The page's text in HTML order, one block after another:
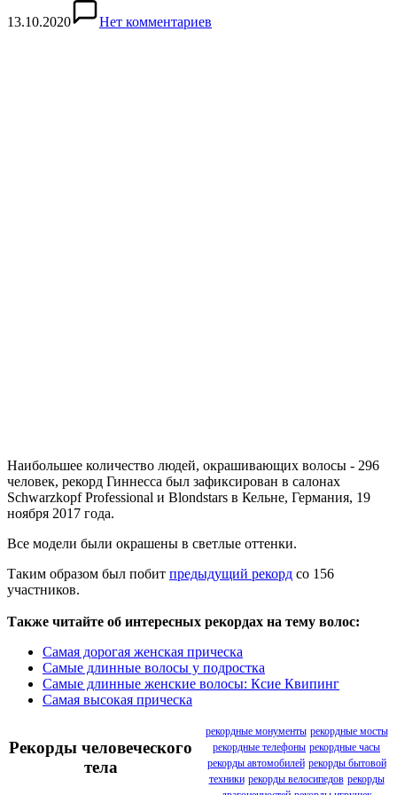
13.10.2020 Нет комментариев
Наибольшее количество людей, окрашивающих волосы - 296
человек, рекорд Гиннесса был зафиксирован в салонах
Schwarzkopf Professional и Blondstars в Кельне, Германия, 19
ноября 2017 года.
Все модели были окрашены в светлые оттенки.
Таким образом был побит предыдущий рекорд со 156
участников.
Также читайте об интересных рекордах на тему волос:
Самая дорогая женская прическа
Самые длинные волосы у подростка
Самые длинные женские волосы: Ксие Квипинг
Самая высокая прическа
Рекорды человеческого
тела
рекордные монументы рекордные мосты
рекордные телефоны рекордные часы
рекорды автомобилей рекорды бытовой
техники рекорды велосипедов рекорды